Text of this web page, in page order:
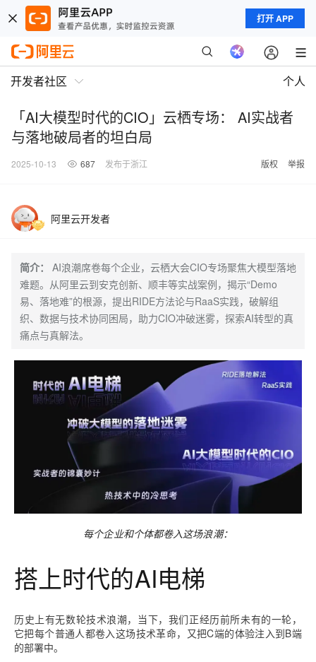
打开 APP
开发者社区 个人
「AI大模型时代的CIO」云栖专场： AI实战者
与落地破局者的坦白局
2025-10-13 687 发布于浙江 版权 举报
阿里云开发者
简介：
AI浪潮席卷每个企业，云栖大会CIO专场聚焦大模型落地
难题。从阿里云到安克创新、顺丰等实战案例，揭示“Demo
易、落地难”的根源，提出RIDE方法论与RaaS实践，破解组
织、数据与技术协同困局，助力CIO冲破迷雾，探索AI转型的真
痛点与真解法。
每个企业和个体都卷入这场浪潮：
搭上时代的AI电梯
历史上有无数轮技术浪潮，当下，我们正经历前所未有的一轮，
它把每个普通人都卷入这场技术革命，又把C端的体验注入到B端
的部署中。